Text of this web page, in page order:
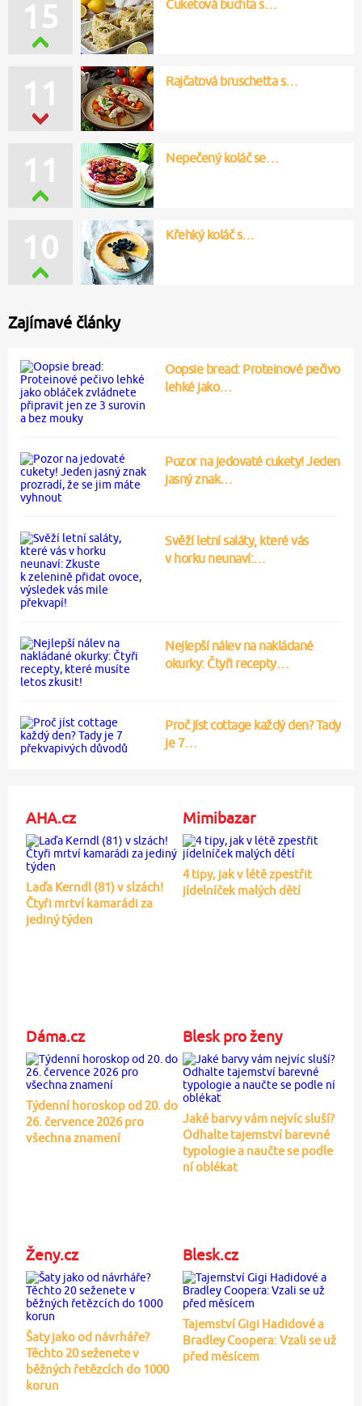
15 Cuketová buchta s…
11 Rajčatová bruschetta s…
11 Nepečený koláč se…
10 Křehký koláč s…
Zajímavé články
Oopsie bread: Proteinové pečivo
lehké jako…
Pozor na jedovaté cukety! Jeden
jasný znak…
Svěží letní saláty, které vás
v horku neunaví:…
Nejlepší nálev na nakládané
okurky: Čtyři recepty…
Proč jíst cottage každý den? Tady
je 7…
AHA.cz
Laďa Kerndl (81) v slzách!
Čtyři mrtví kamarádi za
jediný týden
Mimibazar
4 tipy, jak v létě zpestřit
jídelníček malých dětí
Dáma.cz
Týdenní horoskop od 20. do
26. července 2026 pro
všechna znamení
Blesk pro ženy
Jaké barvy vám nejvíc sluší?
Odhalte tajemství barevné
typologie a naučte se podle
ní oblékat
Ženy.cz
Šaty jako od návrháře?
Těchto 20 seženete v
běžných řetězcích do 1000
korun
Blesk.cz
Tajemství Gigi Hadidové a
Bradley Coopera: Vzali se už
před měsícem